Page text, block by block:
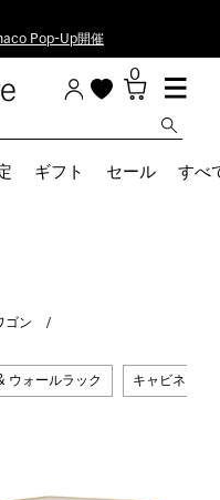
Pop-Up開催
0
ギフト セール すべ
ゴン
ウォールラック キャビネット